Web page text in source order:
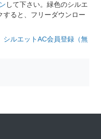
して下さい。緑色のシルエ
すると、フリーダウンロー
シルエットAC会員登録（無